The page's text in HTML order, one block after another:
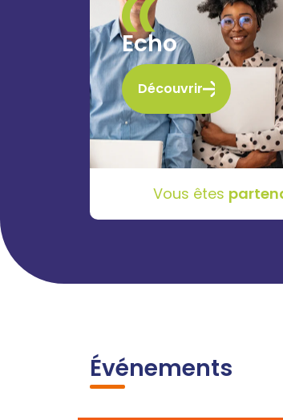
Echo
Découvrir
Vous êtes
Événements